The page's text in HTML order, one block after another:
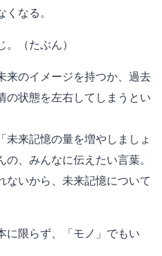
なる。
（たぶん）
来のイメージを持つか、過去
の状態を左右してしまうとい
来記憶の量を増やしましょ
、みんなに伝えたい言葉。
ないから、未来記憶について
に限らず、「モノ」でもい